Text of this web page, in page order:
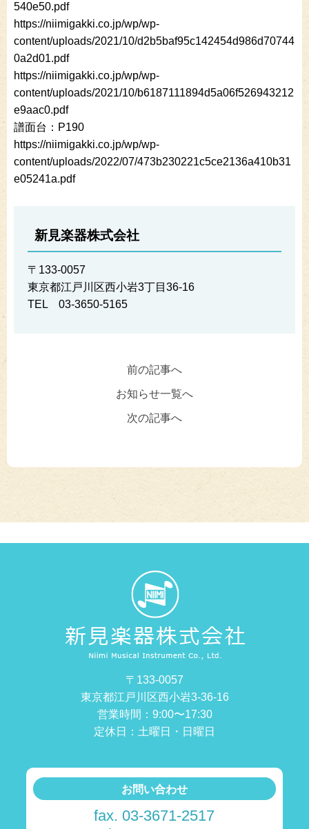
540e50.pdf
https://niimigakki.co.jp/wp/wp-
content/uploads/2021/10/d2b5baf95c142454d986d70744
0a2d01.pdf
https://niimigakki.co.jp/wp/wp-
content/uploads/2021/10/b6187111894d5a06f526943212
e9aac0.pdf
譜面台：P190
https://niimigakki.co.jp/wp/wp-
content/uploads/2022/07/473b230221c5ce2136a410b31
e05241a.pdf
新見楽器株式会社
〒133-0057
東京都江戸川区西小岩3丁目36-16
TEL 03-3650-5165
前の記事へ
お知らせ一覧へ
次の記事へ
〒133-0057
東京都江戸川区西小岩3-36-16
営業時間：9:00〜17:30
定休日：土曜日・日曜日
お問い合わせ
fax. 03-3671-2517